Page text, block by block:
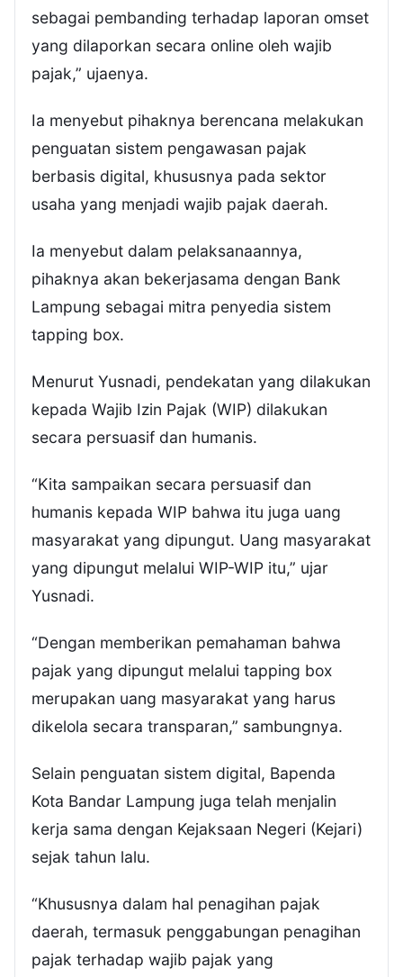
sebagai pembanding terhadap laporan omset
yang dilaporkan secara online oleh wajib
pajak,” ujaenya.
Ia menyebut pihaknya berencana melakukan
penguatan sistem pengawasan pajak
berbasis digital, khususnya pada sektor
usaha yang menjadi wajib pajak daerah.
Ia menyebut dalam pelaksanaannya,
pihaknya akan bekerjasama dengan Bank
Lampung sebagai mitra penyedia sistem
tapping box.
Menurut Yusnadi, pendekatan yang dilakukan
kepada Wajib Izin Pajak (WIP) dilakukan
secara persuasif dan humanis.
“Kita sampaikan secara persuasif dan
humanis kepada WIP bahwa itu juga uang
masyarakat yang dipungut. Uang masyarakat
yang dipungut melalui WIP-WIP itu,” ujar
Yusnadi.
“Dengan memberikan pemahaman bahwa
pajak yang dipungut melalui tapping box
merupakan uang masyarakat yang harus
dikelola secara transparan,” sambungnya.
Selain penguatan sistem digital, Bapenda
Kota Bandar Lampung juga telah menjalin
kerja sama dengan Kejaksaan Negeri (Kejari)
sejak tahun lalu.
“Khususnya dalam hal penagihan pajak
daerah, termasuk penggabungan penagihan
pajak terhadap wajib pajak yang